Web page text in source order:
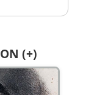
(+)